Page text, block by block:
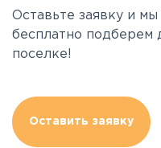
Оставьте заявку и
бесплатно подберем
поселке!
Оставить заявку